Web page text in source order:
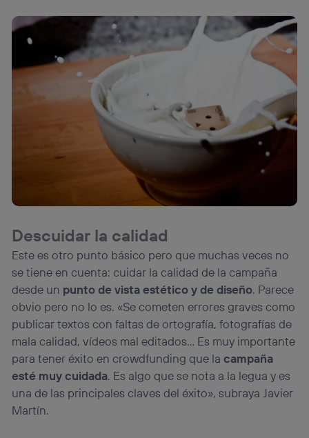
Descuidar la calidad
Este es otro punto básico pero que muchas veces no
se tiene en cuenta: cuidar la calidad de la campaña
desde un punto de vista estético y de diseño. Parece
obvio pero no lo es. «Se cometen errores graves como
publicar textos con faltas de ortografía, fotografías de
mala calidad, vídeos mal editados… Es muy importante
para tener éxito en crowdfunding que la campaña
esté muy cuidada. Es algo que se nota a la legua y es
una de las principales claves del éxito», subraya Javier
Martín.